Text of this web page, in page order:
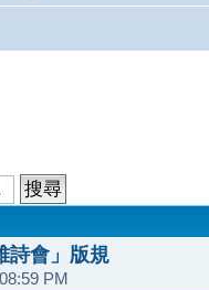
詩會」版規
PM